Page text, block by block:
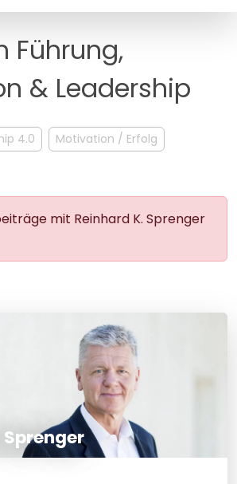
Führung,
& Leadership
4.0 Motivation / Erfolg
mit Reinhard K. Sprenger
Sprenger